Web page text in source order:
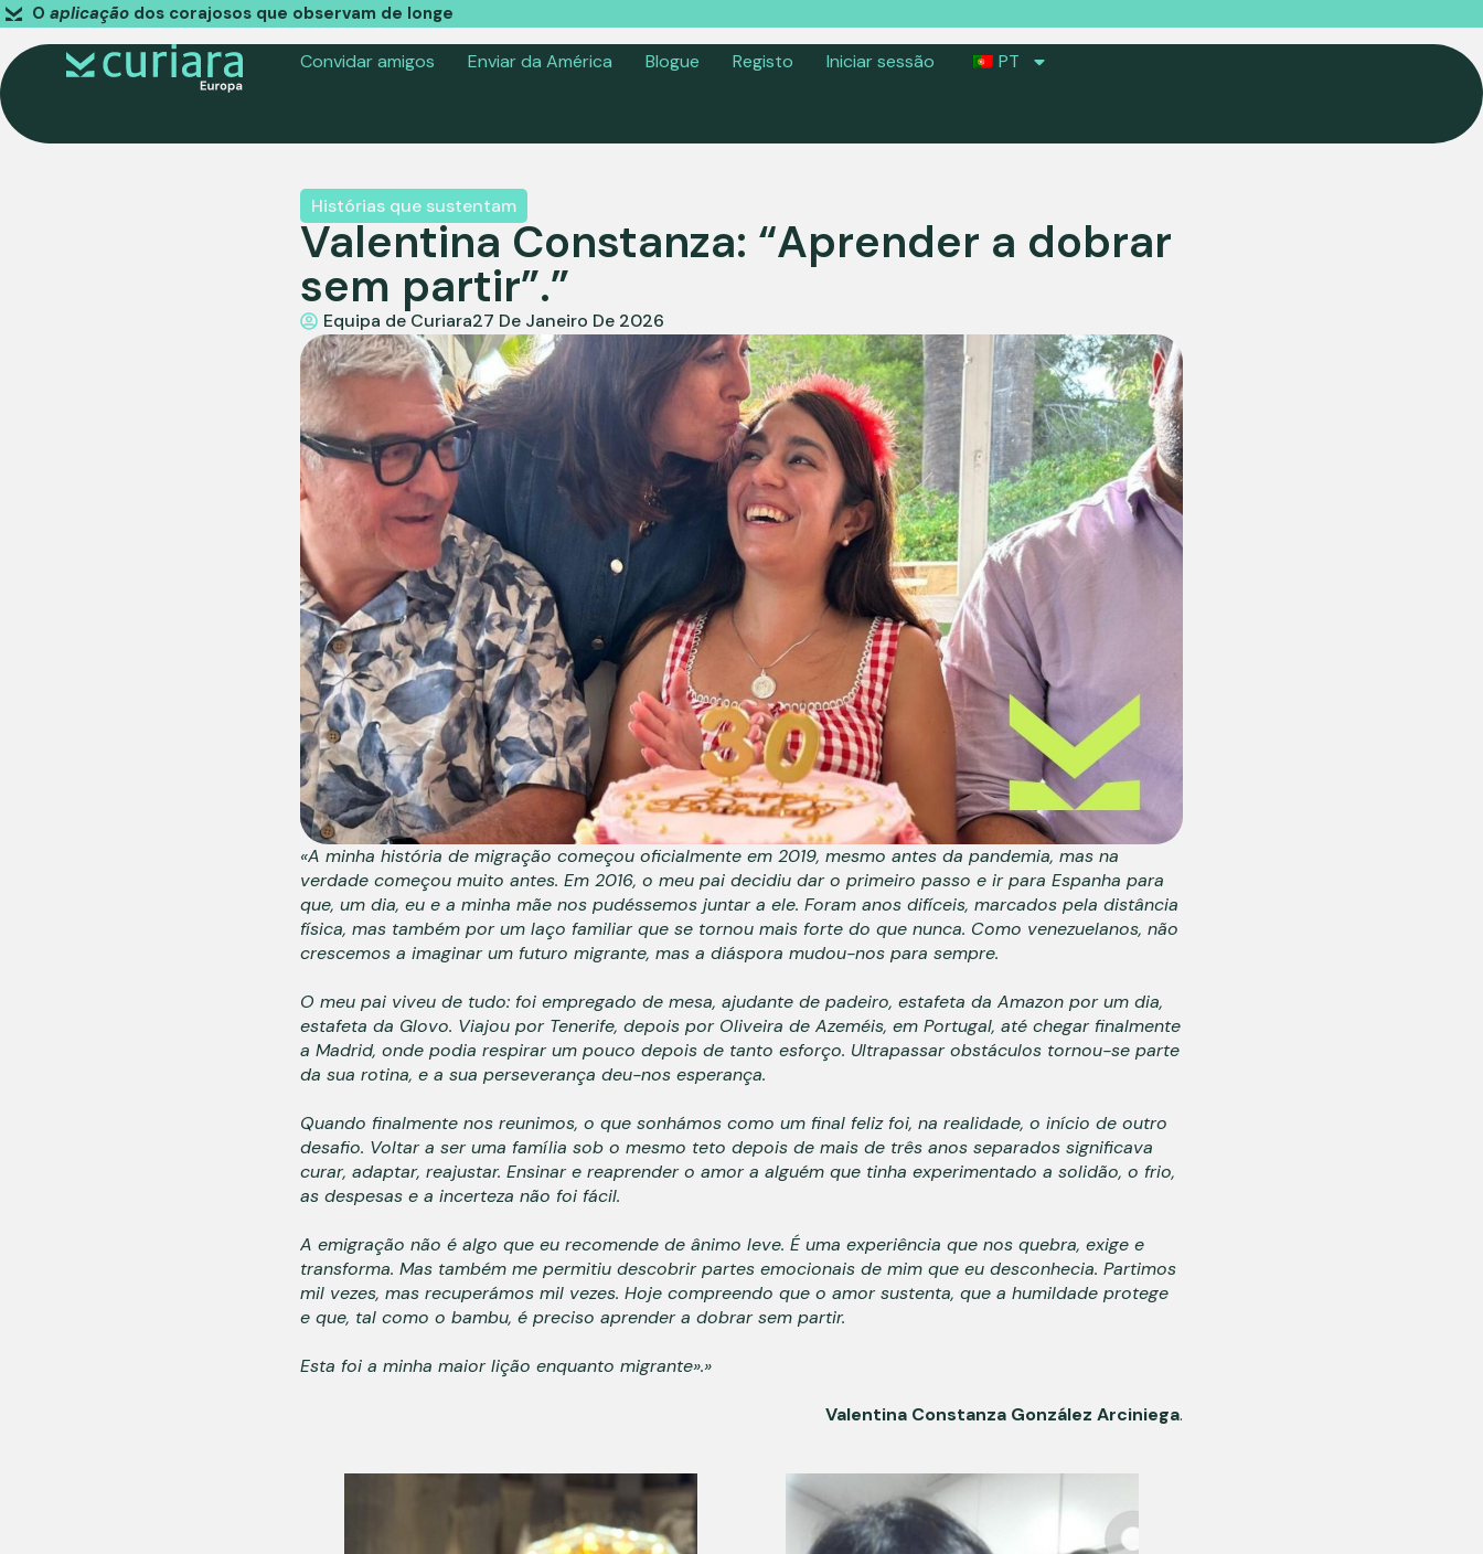
O aplicaçãodos corajosos que observam de longe
Convidar amigos Enviar da América Blogue Registo Iniciar sessão PT
Histórias que sustentam
Valentina Constanza: “Aprender a dobrar
sem partir”.”
Equipa de Curiara27 De Janeiro De 2026
«A minha história de migração começou oficialmente em 2019, mesmo antes da pandemia, mas na
verdade começou muito antes. Em 2016, o meu pai decidiu dar o primeiro passo e ir para Espanha para
que, um dia, eu e a minha mãe nos pudéssemos juntar a ele. Foram anos difíceis, marcados pela distância
física, mas também por um laço familiar que se tornou mais forte do que nunca. Como venezuelanos, não
crescemos a imaginar um futuro migrante, mas a diáspora mudou-nos para sempre.
O meu pai viveu de tudo: foi empregado de mesa, ajudante de padeiro, estafeta da Amazon por um dia,
estafeta da Glovo. Viajou por Tenerife, depois por Oliveira de Azeméis, em Portugal, até chegar finalmente
a Madrid, onde podia respirar um pouco depois de tanto esforço. Ultrapassar obstáculos tornou-se parte
da sua rotina, e a sua perseverança deu-nos esperança.
Quando finalmente nos reunimos, o que sonhámos como um final feliz foi, na realidade, o início de outro
desafio. Voltar a ser uma família sob o mesmo teto depois de mais de três anos separados significava
curar, adaptar, reajustar. Ensinar e reaprender o amor a alguém que tinha experimentado a solidão, o frio,
as despesas e a incerteza não foi fácil.
A emigração não é algo que eu recomende de ânimo leve. É uma experiência que nos quebra, exige e
transforma. Mas também me permitiu descobrir partes emocionais de mim que eu desconhecia. Partimos
mil vezes, mas recuperámos mil vezes. Hoje compreendo que o amor sustenta, que a humildade protege
e que, tal como o bambu, é preciso aprender a dobrar sem partir.
Esta foi a minha maior lição enquanto migrante».»
Valentina Constanza González Arciniega.